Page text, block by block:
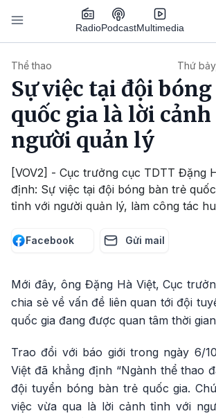
Nhảy đến nội dung
RadioPodcastMultimedia
Thể thao Thứ
Sự việc tại đội
quốc gia là lời
người quản lý
[VOV2] - Cục trưởng cục TDTT Đặng
định: Sự việc tại đội bóng bàn trẻ
tỉnh với người quản lý, làm công tác
Facebook Gửi mail
Mới đây, ông Đặng Hà Việt, Cục
chia sẻ về vấn đề liên quan tới đội
quốc gia đang được quan tâm thời
Trao đổi với báo giới trong ngày 6/
Việt đã khẳng định “Ngành thể thao
đội tuyển bóng bàn trẻ quốc gia.
việc vừa qua là lời cảnh tỉnh với